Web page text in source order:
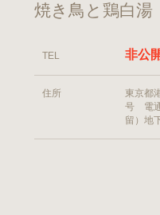
焼き鳥と鶏白
TEL 非公
住所
東京都
号 電
留）地